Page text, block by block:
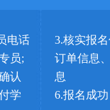
电话
员;
认
学
3.核实报
订单信息
息
6.报名成功